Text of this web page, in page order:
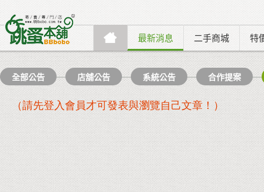
最新消息 二手商城 特
全部公告 店舖公告 系統公告 合作提案